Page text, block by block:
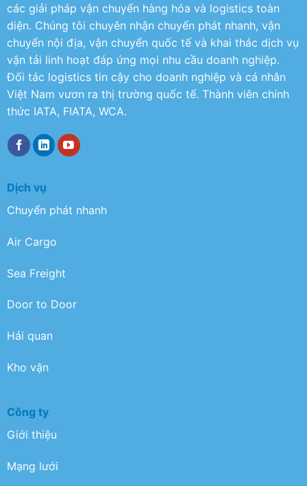
các giải pháp vận chuyển hàng hóa và logistics toàn
diện. Chúng tôi chuyên nhận chuyển phát nhanh, vận
chuyển nội địa, vận chuyển quốc tế và khai thác dịch vụ
vận tải linh hoạt đáp ứng mọi nhu cầu doanh nghiệp.
Đối tác logistics tin cậy cho doanh nghiệp và cá nhân
Việt Nam vươn ra thị trường quốc tế. Thành viên chính
thức IATA, FIATA, WCA.
Dịch vụ
Chuyển phát nhanh
Air Cargo
Sea Freight
Door to Door
Hải quan
Kho vận
Công ty
Giới thiệu
Mạng lưới